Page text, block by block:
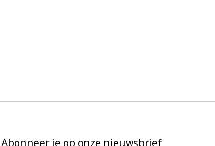
Abonneer je op onze nieuwsbrief